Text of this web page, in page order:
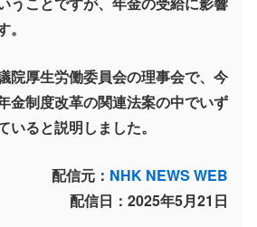
院厚生労働委員会の理事会で、今
金制度改革の関連法案の中でいず
いると説明しました。
配信元： NHK NEWS WEB
配信日：2025年5月21日